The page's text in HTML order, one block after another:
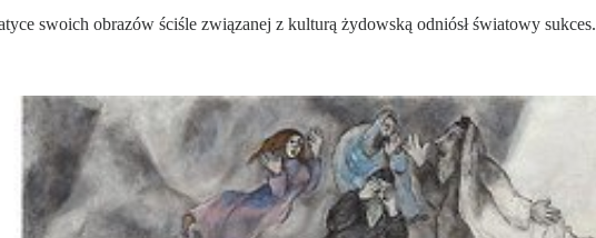
swoich obrazów ściśle związanej z kulturą żydowską odniósł światowy sukces.